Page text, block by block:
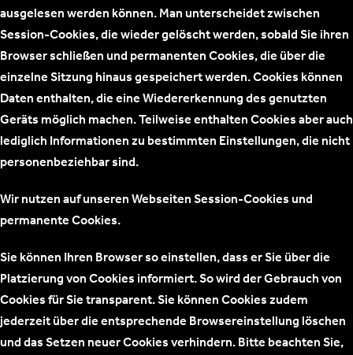
ausgelesen werden können. Man unterscheidet zwischen
Session-Cookies, die wieder gelöscht werden, sobald Sie ihren
Browser schließen und permanenten Cookies, die über die
einzelne Sitzung hinaus gespeichert werden. Cookies können
Daten enthalten, die eine Wiedererkennung des genutzten
Geräts möglich machen. Teilweise enthalten Cookies aber auch
lediglich Informationen zu bestimmten Einstellungen, die nicht
personenbeziehbar sind.
Wir nutzen auf unseren Webseiten Session-Cookies und
permanente Cookies.
Sie können Ihren Browser so einstellen, dass er Sie über die
Platzierung von Cookies informiert. So wird der Gebrauch von
Cookies für Sie transparent. Sie können Cookies zudem
jederzeit über die entsprechende Browsereinstellung löschen
und das Setzen neuer Cookies verhindern. Bitte beachten Sie,